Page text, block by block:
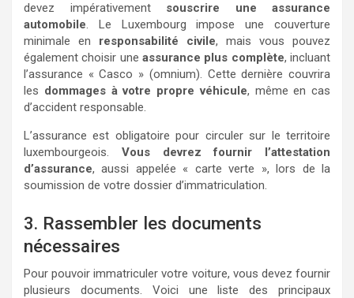
devez impérativement souscrire une assurance
automobile. Le Luxembourg impose une couverture
minimale en responsabilité civile, mais vous pouvez
également choisir une assurance plus complète, incluant
l’assurance « Casco » (omnium). Cette dernière couvrira
les dommages à votre propre véhicule, même en cas
d’accident responsable.
L’assurance est obligatoire pour circuler sur le territoire
luxembourgeois. Vous devrez fournir l’attestation
d’assurance, aussi appelée « carte verte », lors de la
soumission de votre dossier d’immatriculation.
3. Rassembler les documents
nécessaires
Pour pouvoir immatriculer votre voiture, vous devez fournir
plusieurs documents. Voici une liste des principaux